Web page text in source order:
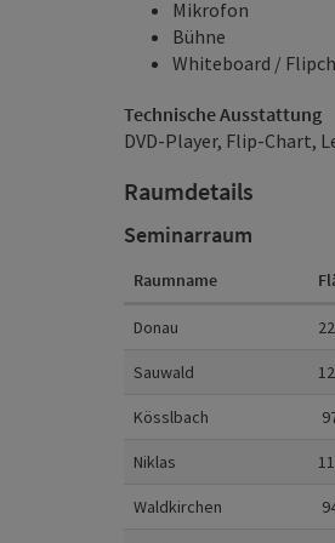
Mikrofon
Bühne
Whiteboard /
Technische Ausstattung
DVD-Player, Flip-Chart,
Raumdetails
Seminarraum
Raumname
Donau
Sauwald
Kösslbach
Niklas
Waldkirchen